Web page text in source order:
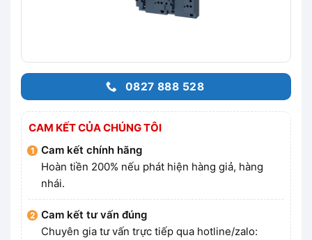
0827 888 528
CAM KẾT CỦA CHÚNG TÔI
Cam kết chính hãng
Hoàn tiền 200% nếu phát hiện hàng giả, hàng
nhái.
Cam kết tư vấn đúng
Chuyên gia tư vấn trực tiếp qua hotline/zalo: